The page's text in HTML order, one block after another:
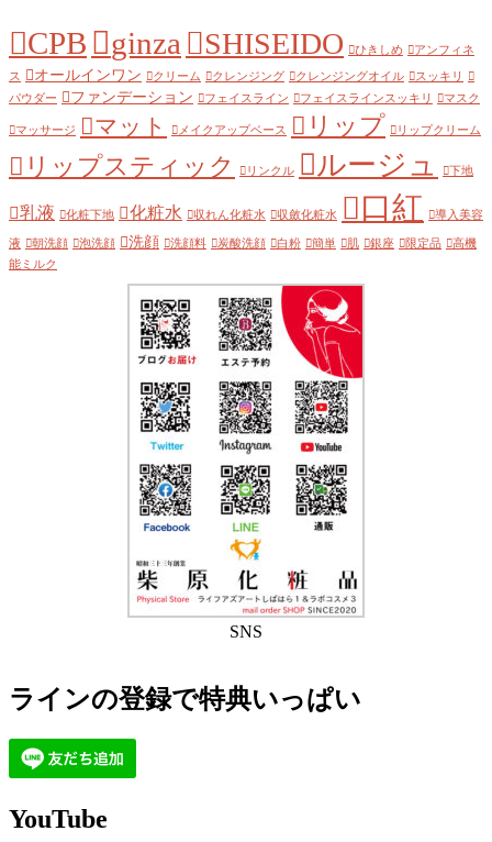
CPB ginza SHISEIDO ひきしめ アンフィネ
ス オールインワン クリーム クレンジング クレンジングオイル
スッキリ
パウダー
ファンデーション フェイスライン フェイスラインスッキリ マスク
マッサージ マット メイクアップベース リップ リップクリーム
リップスティック リンクル ルージュ 下地
乳液 化粧下地 化粧水 収れん化粧水 収斂化粧水 口紅 導入美容
液 朝洗顔 泡洗顔 洗顔 洗顔料 炭酸洗顔 白粉 簡単 肌 銀座 限定品
高機
能ミルク
SNS
ラインの登録で特典いっぱい
YouTube